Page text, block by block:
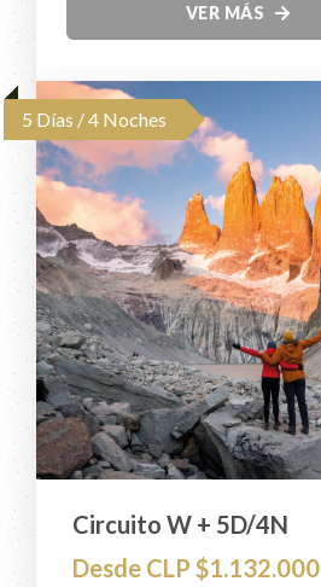
VER MÁS
5 Días / 4 Noches
Circuito W + 5D/4N
Desde CLP $1.132.000